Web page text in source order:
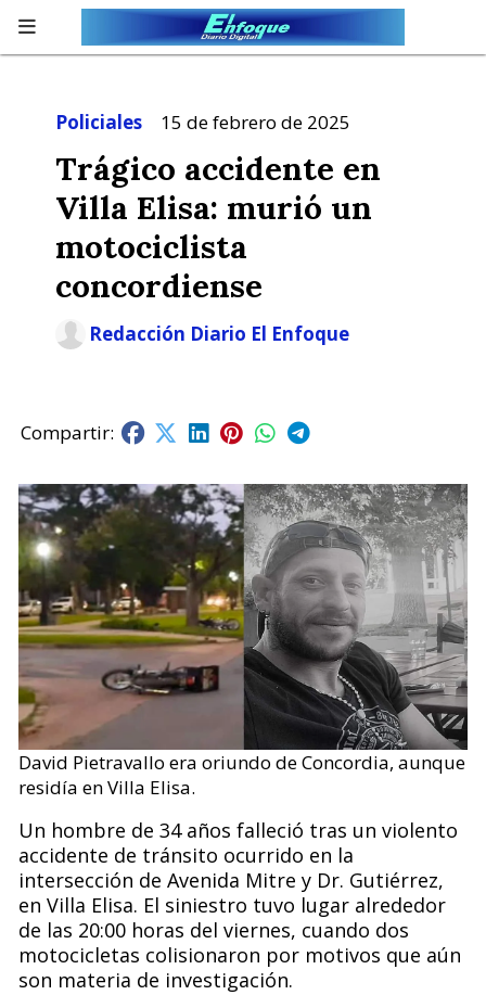
Trágico accidente en
Villa Elisa: murió un
motociclista
concordiense
Policiales 15 de febrero de 2025
Redacción Diario El Enfoque
David Pietravallo era oriundo de Concordia, aunque
residía en Villa Elisa.
Un hombre de 34 años falleció tras un violento
accidente de tránsito ocurrido en la
intersección de Avenida Mitre y Dr. Gutiérrez,
en Villa Elisa. El siniestro tuvo lugar alrededor
de las 20:00 horas del viernes, cuando dos
motocicletas colisionaron por motivos que aún
son materia de investigación.